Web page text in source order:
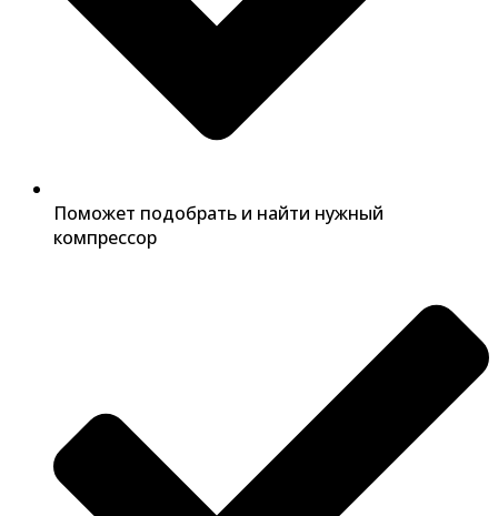
Поможет подобрать и найти нужный
компрессор